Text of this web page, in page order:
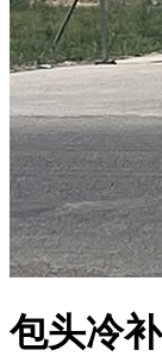
包头冷